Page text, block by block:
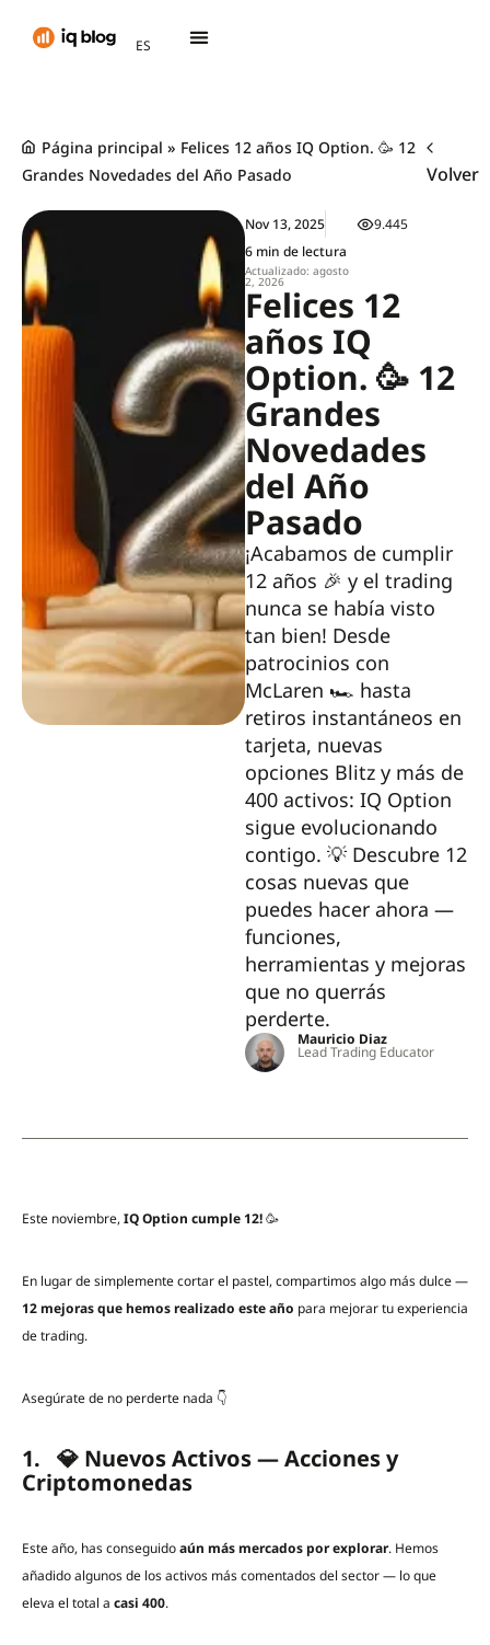
ES
TH
Página principal » Felices 12 años IQ Option. 🥳 12
Grandes Novedades del Año Pasado
Volver
Nov 13, 2025
6 min de lectura
Actualizado: agosto
2, 2026
9.445
Felices 12
años IQ
Option. 🥳 12
Grandes
Novedades
del Año
Pasado
¡Acabamos de cumplir
12 años 🎉 y el trading
nunca se había visto
tan bien! Desde
patrocinios con
McLaren 🏎️ hasta
retiros instantáneos en
tarjeta, nuevas
opciones Blitz y más de
400 activos: IQ Option
sigue evolucionando
contigo. 💡 Descubre 12
cosas nuevas que
puedes hacer ahora —
funciones,
herramientas y mejoras
que no querrás
perderte.
Mauricio Diaz
Lead Trading Educator
Este noviembre, IQ Option cumple 12!🥳
En lugar de simplemente cortar el pastel, compartimos algo más dulce —
12 mejoras que hemos realizado este año para mejorar tu experiencia
de trading.
Asegúrate de no perderte nada 👇
1. 💎 Nuevos Activos — Acciones y
Criptomonedas
Este año, has conseguidoaún más mercados por explorar. Hemos
añadido algunos de los activos más comentados del sector — lo que
eleva el total a casi 400.